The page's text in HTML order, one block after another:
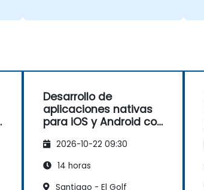
Desarrollo de
aplicaciones nativas
para iOS y Android con
2026-10-22 09:30
14 horas
Santiago - El Golf